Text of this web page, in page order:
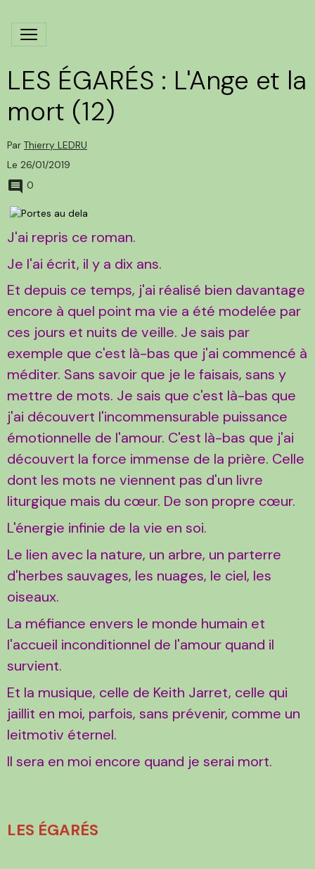
LES ÉGARÉS : L'Ange et la
mort (12)
Par Thierry LEDRU
Le 26/01/2019
0
J'ai repris ce roman.
Je l'ai écrit, il y a dix ans.
Et depuis ce temps, j'ai réalisé bien davantage
encore à quel point ma vie a été modelée par
ces jours et nuits de veille. Je sais par
exemple que c'est là-bas que j'ai commencé à
méditer. Sans savoir que je le faisais, sans y
mettre de mots. Je sais que c'est là-bas que
j'ai découvert l'incommensurable puissance
émotionnelle de l'amour. C'est là-bas que j'ai
découvert la force immense de la prière. Celle
dont les mots ne viennent pas d'un livre
liturgique mais du cœur. De son propre cœur.
L'énergie infinie de la vie en soi.
Le lien avec la nature, un arbre, un parterre
d'herbes sauvages, les nuages, le ciel, les
oiseaux.
La méfiance envers le monde humain et
l'accueil inconditionnel de l'amour quand il
survient.
Et la musique, celle de Keith Jarret, celle qui
jaillit en moi, parfois, sans prévenir, comme un
leitmotiv éternel.
Il sera en moi encore quand je serai mort.
LES ÉGARÉS